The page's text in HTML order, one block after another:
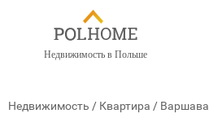
Недвижимость в Польше
Недвижимость / Квартира / Варшава